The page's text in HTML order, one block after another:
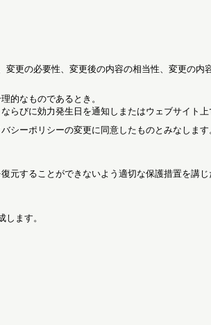
更の必要性、変更後の内容の相当性、変更の
的なものであるとき。
びに効力発生日を通知しまたはウェブサイト上
シーポリシーの変更に同意したものとみなします
することができないよう適切な保護措置を講
ます。